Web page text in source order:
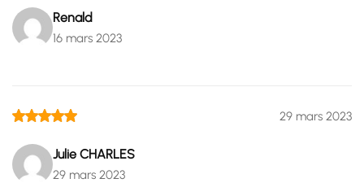
Renald
16 mars 2023
29 mars 2023
Julie CHARLES
29 mars 2023